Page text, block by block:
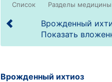
Список
Врожденный
Показать
Врожденный ихтиоз